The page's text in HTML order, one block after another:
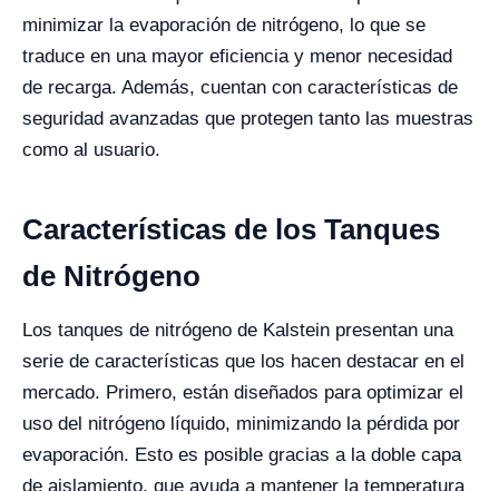
minimizar la evaporación de nitrógeno, lo que se
traduce en una mayor eficiencia y menor necesidad
de recarga. Además, cuentan con características de
seguridad avanzadas que protegen tanto las muestras
como al usuario.
Características de los Tanques
de Nitrógeno
Los tanques de nitrógeno de Kalstein presentan una
serie de características que los hacen destacar en el
mercado. Primero, están diseñados para optimizar el
uso del nitrógeno líquido, minimizando la pérdida por
evaporación. Esto es posible gracias a la doble capa
de aislamiento, que ayuda a mantener la temperatura